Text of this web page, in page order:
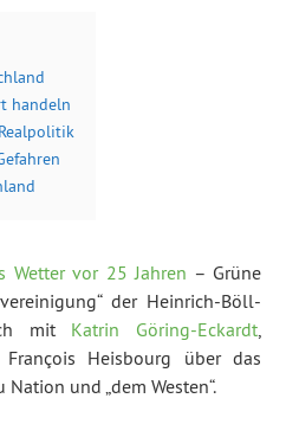
handeln
Wetter vor 25 Jahren – Grüne
der Heinrich-Böll-
mit Katrin Göring-Eckardt,
Heisbourg über das
und „dem Westen“.